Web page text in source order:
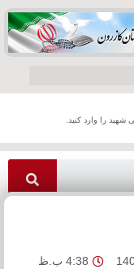
را وارد کنید.
4:38 ب.ظ